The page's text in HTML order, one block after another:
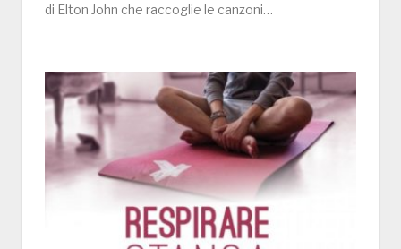
di Elton John che raccoglie le canzoni…